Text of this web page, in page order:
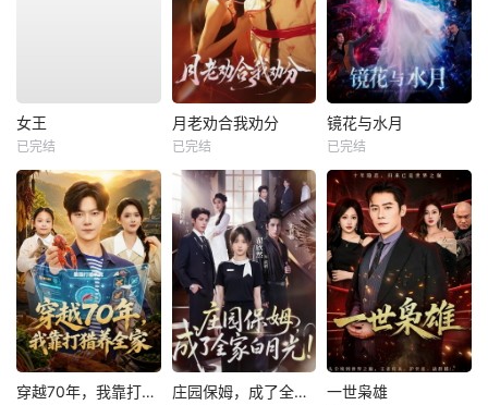
女王
已完结
月老劝合我劝分
已完结
镜花与水月
已完结
穿越70年，我靠打猎养全家 庄园保姆，成了全家白月光 一世枭雄